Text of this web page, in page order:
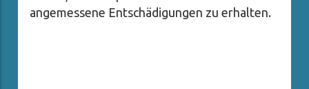
angemessene Entschädigungen zu erhalten.